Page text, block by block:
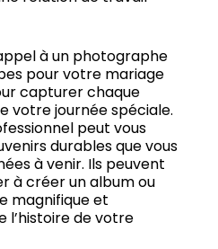
à un photographe
pour votre mariage
capturer chaque
votre journée spéciale.
peut vous
durables que vous
à venir. Ils peuvent
à créer un album ou
magnifique et
l’histoire de votre